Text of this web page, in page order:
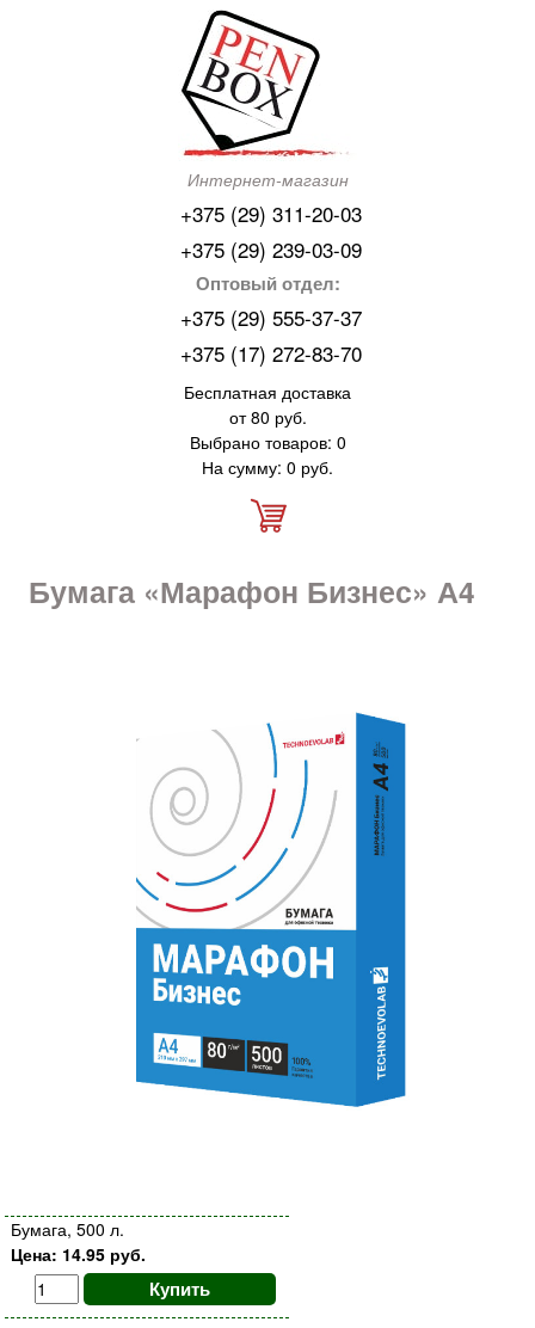
Интернет-магазин
+375 (29) 311-20-03
+375 (29) 239-03-09
Оптовый отдел:
+375 (29) 555-37-37
+375 (17) 272-83-70
Бесплатная доставка
от 80 руб.
Выбрано товаров: 0
На сумму: 0 руб.
Бумага «Марафон Бизнес» А4
Бумага, 500 л.
Цена: 14.95 руб.
Купить